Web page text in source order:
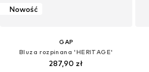
Nowość
GAP
Bluza rozpinana 'HERITAGE'
287,90 zł